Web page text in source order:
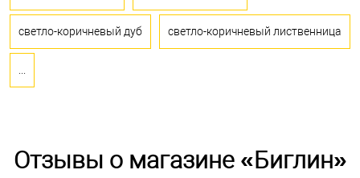
светло-коричневый дуб светло-коричневый лиственница
Отзывы о магазине «Биглин»